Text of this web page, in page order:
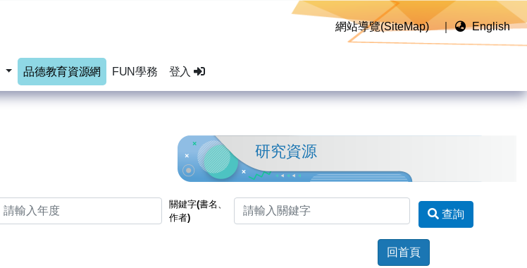
網站導覽(SiteMap) ｜ English
品德教育資源網 FUN學務 登入
研究資源
關鍵字(書名、
作者)
查詢
回首頁